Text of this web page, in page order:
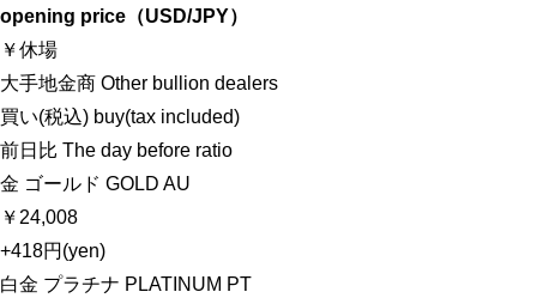
opening price（USD/JPY）
￥休場
大手地金商 Other bullion dealers
買い(税込) buy(tax included)
前日比 The day before ratio
金 ゴールド GOLD AU
￥24,008
+418円 (yen)
白金 プラチナ PLATINUM PT